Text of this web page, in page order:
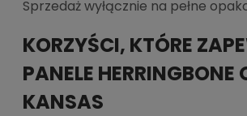
Sprzedaż wyłącznie na pełne
KORZYŚCI, KTÓRE
PANELE HERRINGBONE
KANSAS